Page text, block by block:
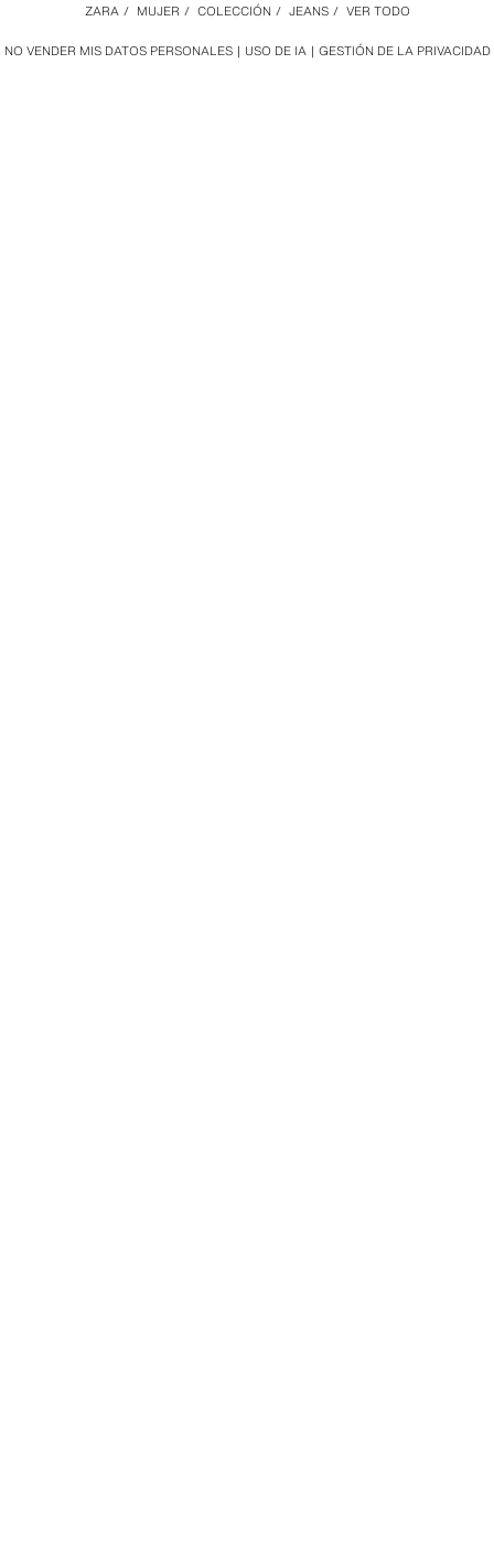
NO VENDER MIS DATOS PERSONALES USO DE IA GESTIÓN DE LA PRIVACIDAD
ZARA / MUJER / COLECCIÓN / JEANS / VER TODO